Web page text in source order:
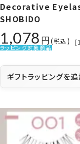
Decorative
SHOBIDO
1,078 税込 [
ラッピング対象商品
ギフトラッピングを